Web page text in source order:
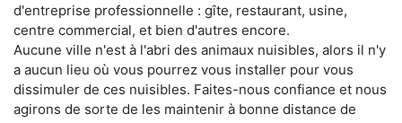
d'entreprise professionnelle : gîte, restaurant, usine,
centre commercial, et bien d'autres encore.
Aucune ville n'est à l'abri des animaux nuisibles, alors il n'y
a aucun lieu où vous pourrez vous installer pour vous
dissimuler de ces nuisibles. Faites-nous confiance et nous
agirons de sorte de les maintenir à bonne distance de